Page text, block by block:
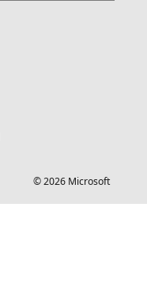
© 2026 Microsoft